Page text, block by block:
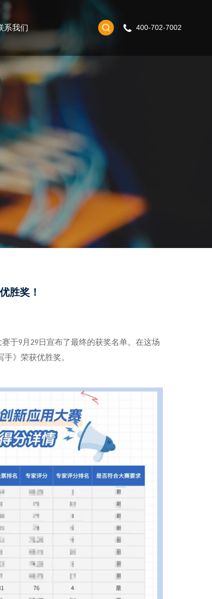
系我们 400-702-7002
胜奖！
赛于9月 29日宣布了最终的获奖名单。在这场
》荣获优胜奖。